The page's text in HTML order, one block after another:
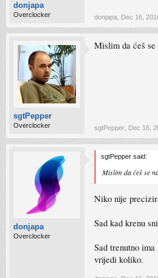
donjapa
Overclocker donjapa Dec 16,
sgtPepper
Overclocker
Mislim da ćeš se
sgtPepper Dec 16,
donjapa
Overclocker
sgtPepper said:
Mislim da ćeš se
Niko nije
Sad kad krenu
Sad trenutno
vrijedi koliko.